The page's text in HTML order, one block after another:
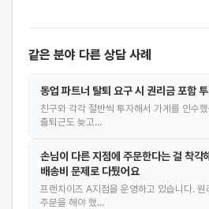
같은 분야 다른 상담 사례
동업 파트너 탈퇴 요구 시 권리금 포함
친구와 각각 절반씩 투자해서 가게를 인수
출퇴근도 늦고…
손님이 다른 지점에 주문한다는 걸 착각
배송비 문제로 다퉜어요
프랜차이즈 A지점을 운영하고 있습니다.
주문을 해야 했…